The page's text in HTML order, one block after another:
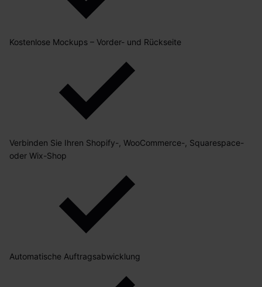
Kostenlose Mockups – Vorder- und Rückseite
Verbinden Sie Ihren Shopify-, WooCommerce-, Squarespace-
oder Wix-Shop
Automatische Auftragsabwicklung